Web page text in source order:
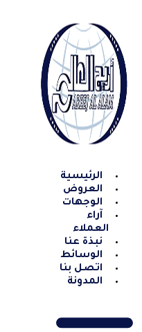
content
الرئيسية
العروض
الوجهات
آراء
العملاء
نبذة عنا
الوسائط
اتصل بنا
المدونة